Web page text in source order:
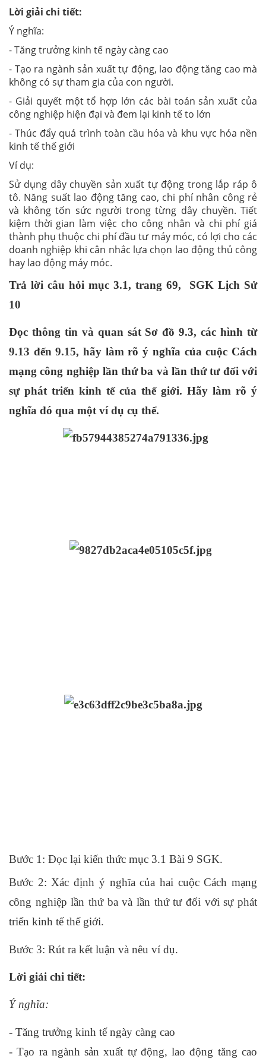
Lời giải chi tiết:
Ý nghĩa:
- Tăng trưởng kinh tế ngày càng cao
- Tạo ra ngành sản xuất tự động, lao động tăng cao mà
không có sự tham gia của con người.
- Giải quyết một tổ hợp lớn các bài toán sản xuất của
công nghiệp hiện đại và đem lại kinh tế to lớn
- Thúc đẩy quá trình toàn cầu hóa và khu vực hóa nền
kinh tế thế giới
Ví dụ:
Sử dụng dây chuyền sản xuất tự động trong lắp ráp ô
tô. Năng suất lao động tăng cao, chi phí nhân công rẻ
và không tốn sức người trong từng dây chuyền. Tiết
kiệm thời gian làm việc cho công nhân và chi phí giá
thành phụ thuộc chi phí đầu tư máy móc, có lợi cho các
doanh nghiệp khi cân nhắc lựa chọn lao động thủ công
hay lao động máy móc.
Trả lời câu hỏi mục 3.1, trang 69,  SGK Lịch Sử
10
Đọc thông tin và quan sát Sơ đồ 9.3, các hình từ
9.13 đến 9.15, hãy làm rõ ý nghĩa của cuộc Cách
mạng công nghiệp lần thứ ba và lần thứ tư đối với
sự phát triển kinh tế của thế giới. Hãy làm rõ ý
nghĩa đó qua một ví dụ cụ thể.
Bước 1: Đọc lại kiến thức mục 3.1 Bài 9 SGK.
Bước 2: Xác định ý nghĩa của hai cuộc Cách mạng
công nghiệp lần thứ ba và lần thứ tư đối với sự phát
triển kinh tế thế giới.
Bước 3: Rút ra kết luận và nêu ví dụ.
Lời giải chi tiết:
Ý nghĩa:
- Tăng trưởng kinh tế ngày càng cao
- Tạo ra ngành sản xuất tự động, lao động tăng cao